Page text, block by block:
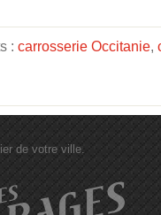
: carrosserie Occitanie,
de votre ville.